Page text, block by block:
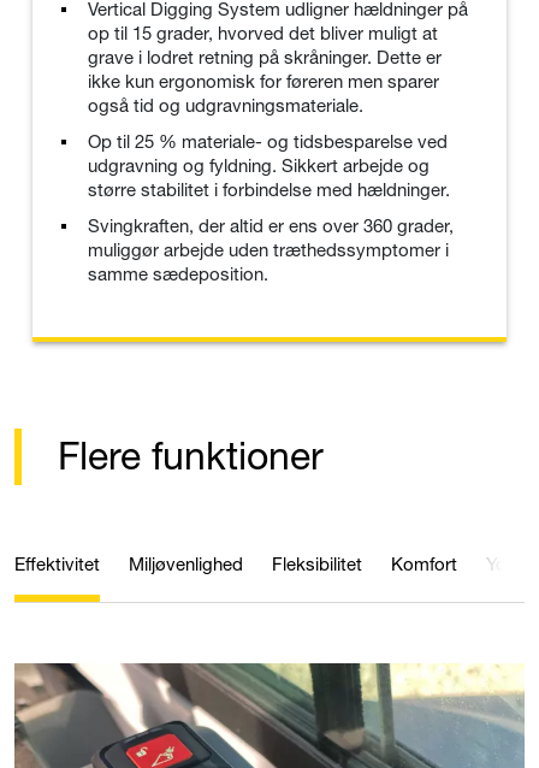
Vertical Digging System udligner hældninger på
op til 15 grader, hvorved det bliver muligt at
grave i lodret retning på skråninger. Dette er
ikke kun ergonomisk for føreren men sparer
også tid og udgravningsmateriale.
Op til 25 % materiale- og tidsbesparelse ved
udgravning og fyldning. Sikkert arbejde og
større stabilitet i forbindelse med hældninger.
Svingkraften, der altid er ens over 360 grader,
muliggør arbejde uden træthedssymptomer i
samme sædeposition.
Flere funktioner
Effektivitet Miljøvenlighed Fleksibilitet Komfort Ydelse